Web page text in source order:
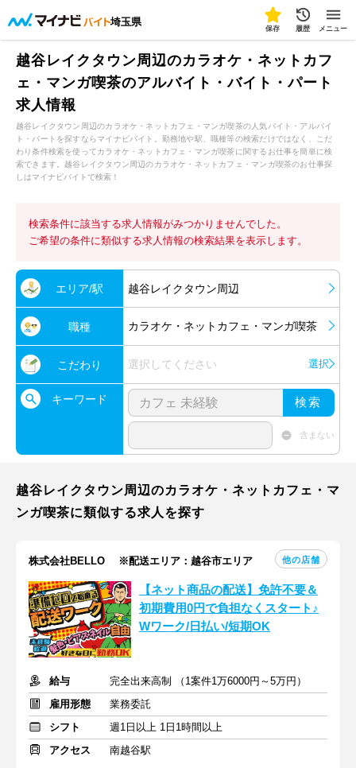
埼玉県
保存 履歴 メニュー
越谷レイクタウン周辺のカラオケ・ネットカフ
ェ・マンガ喫茶のアルバイト・バイト・パート
求人情報
越谷レイクタウン周辺のカラオケ・ネットカフェ・マンガ喫茶の人気バイト・アルバイ
ト・パートを探すならマイナビバイト。勤務地や駅、職種等の検索だけではなく、こだ
わり条件検索を使ってカラオケ・ネットカフェ・マンガ喫茶に関するお仕事を簡単に検
索できます。越谷レイクタウン周辺のカラオケ・ネットカフェ・マンガ喫茶のお仕事探
しはマイナビバイトで検索！
検索条件に該当する求人情報がみつかりませんでした。
ご希望の条件に類似する求人情報の検索結果を表示します。
エリア/駅 越谷レイクタウン周辺
職種 カラオケ・ネットカフェ・マンガ喫茶
こだわり 選択してください 選択
キーワード 検索
含まない
越谷レイクタウン周辺のカラオケ・ネットカフェ・マ
ンガ喫茶に類似する求人を探す
株式会社BELLO ※配送エリア：越谷市エリア 他の店舗
【ネット商品の配送】免許不要＆
初期費用0円で負担なくスタート♪
Wワーク/日払い/短期OK
給与
完全出来高制 （1案件1万6000円～5万円）
雇用形態
業務委託
シフト
週1日以上 1日1時間以上
アクセス
南越谷駅